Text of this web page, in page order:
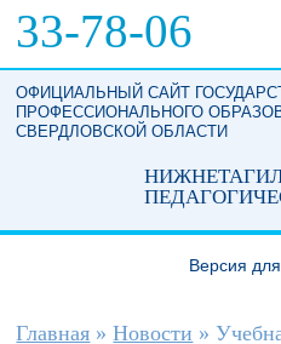
33-78-06
ОФИЦИАЛЬНЫЙ САЙТ
ПРОФЕССИОНАЛЬНОГО
СВЕРДЛОВСКОЙ ОБЛАСТИ
Версия
Вы здесь
Главная » Новости »